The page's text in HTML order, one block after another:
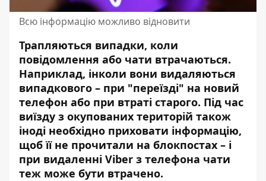
Всю інформацію можливо відновити
Трапляються випадки, коли
повідомлення або чати втрачаються.
Наприклад, інколи вони видаляються
випадкового – при "переїзді" на новий
телефон або при втраті старого. Під час
виїзду з окупованих територій також
іноді необхідно приховати інформацію,
щоб її не прочитали на блокпостах – і
при видаленні Viber з телефона чати
теж може бути втрачено.